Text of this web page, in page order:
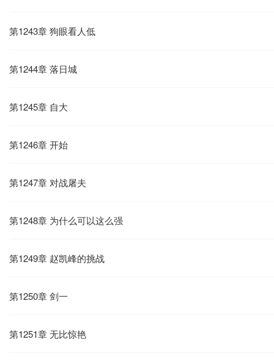
第1243章 狗眼看人低
第1244章 落日城
第1245章 自大
第1246章 开始
第1247章 对战屠夫
第1248章 为什么可以这么强
第1249章 赵凯峰的挑战
第1250章 剑一
第1251章 无比惊艳